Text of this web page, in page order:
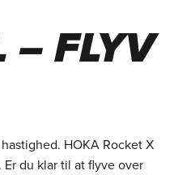
– FLYV
HOKA Rocket X
du klar til at flyve over